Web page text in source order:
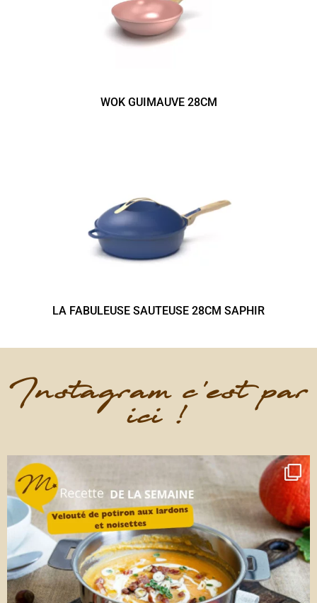
WOK GUIMAUVE 28CM
LA FABULEUSE SAUTEUSE 28CM SAPHIR
Instagram c'est par
ici !